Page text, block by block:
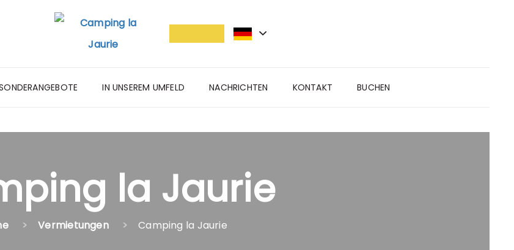
IN UNSEREM UMFELD NACHRICHTEN KONTAKT BUCHEN
la Jaurie
Vermietungen Camping la Jaurie